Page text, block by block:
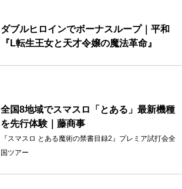
ダブルヒロインでボーナスループ｜平和
『L転生王女と天才令嬢の魔法革命』
全国8地域でスマスロ「とある」最新機種
を先行体験｜藤商事
『スマスロ とある魔術の禁書目録2』プレミア試打会全
国ツアー